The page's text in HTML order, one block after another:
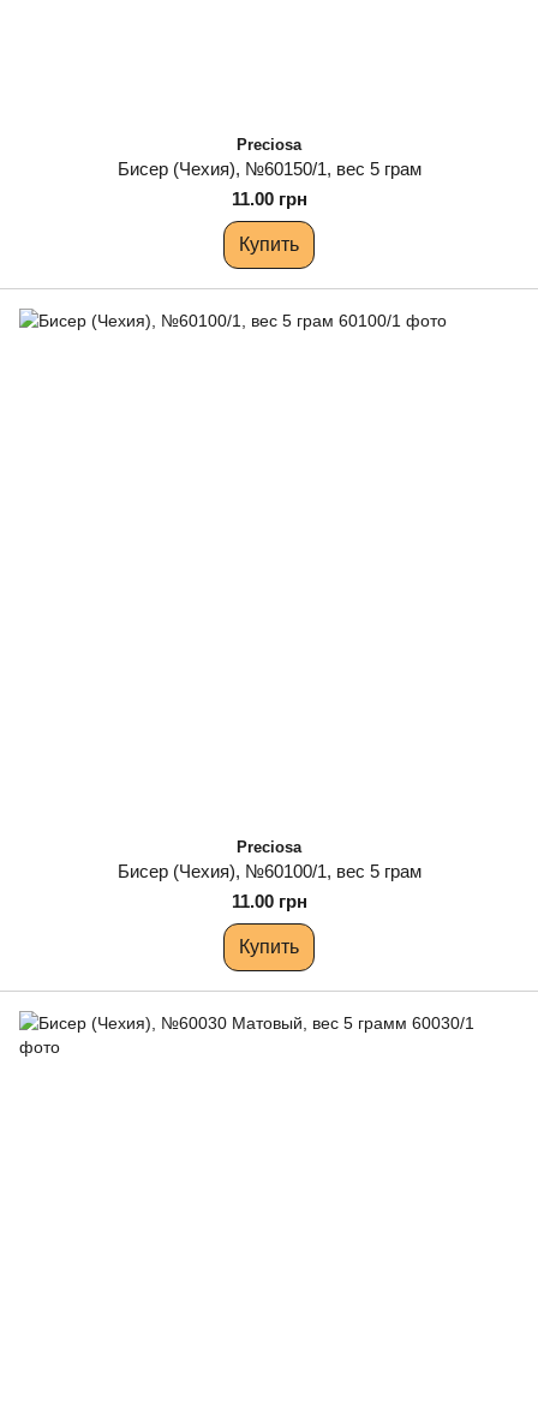
Preciosa
Бисер (Чехия), №60150/1, вес 5 грам
11.00 грн
Купить
Preciosa
Бисер (Чехия), №60100/1, вес 5 грам
11.00 грн
Купить